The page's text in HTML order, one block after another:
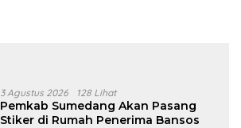
3 Agustus 2026 128 Lihat
Pemkab Sumedang Akan Pasang
Stiker di Rumah Penerima Bansos